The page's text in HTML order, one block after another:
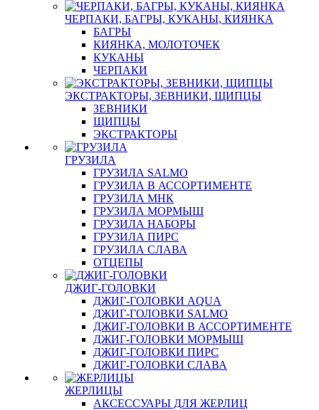
ЧЕРПАКИ, БАГРЫ, КУКАНЫ, КИЯНКА
БАГРЫ
КИЯНКА, МОЛОТОЧЕК
КУКАНЫ
ЧЕРПАКИ
ЭКСТРАКТОРЫ, ЗЕВНИКИ, ЩИПЦЫ
ЗЕВНИКИ
ЩИПЦЫ
ЭКСТРАКТОРЫ
ГРУЗИЛА
ГРУЗИЛА SALMO
ГРУЗИЛА В АССОРТИМЕНТЕ
ГРУЗИЛА МНК
ГРУЗИЛА МОРМЫШ
ГРУЗИЛА НАБОРЫ
ГРУЗИЛА ПИРС
ГРУЗИЛА СЛАВА
ОТЦЕПЫ
ДЖИГ-ГОЛОВКИ
ДЖИГ-ГОЛОВКИ AQUA
ДЖИГ-ГОЛОВКИ SALMO
ДЖИГ-ГОЛОВКИ В АССОРТИМЕНТЕ
ДЖИГ-ГОЛОВКИ МОРМЫШ
ДЖИГ-ГОЛОВКИ ПИРС
ДЖИГ-ГОЛОВКИ СЛАВА
ЖЕРЛИЦЫ
АКСЕССУАРЫ ДЛЯ ЖЕРЛИЦ